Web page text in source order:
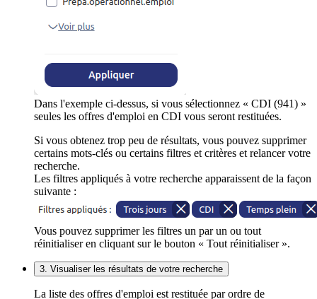
Dans l'exemple ci-dessus, si vous sélectionnez « CDI (941) »
seules les offres d'emploi en CDI vous seront restituées.
Si vous obtenez trop peu de résultats, vous pouvez supprimer
certains mots-clés ou certains filtres et critères et relancer votre
recherche.
Les filtres appliqués à votre recherche apparaissent de la façon
suivante :
Vous pouvez supprimer les filtres un par un ou tout
réinitialiser en cliquant sur le bouton « Tout réinitialiser ».
3. Visualiser les résultats de votre recherche
La liste des offres d'emploi est restituée par ordre de